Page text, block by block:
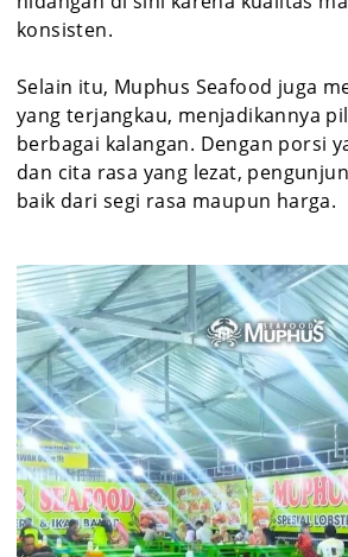
konsisten.
Selain itu, Muphus Seafood juga
yang terjangkau, menjadikannya
berbagai kalangan. Dengan porsi
dan cita rasa yang lezat,
baik dari segi rasa maupun harga.